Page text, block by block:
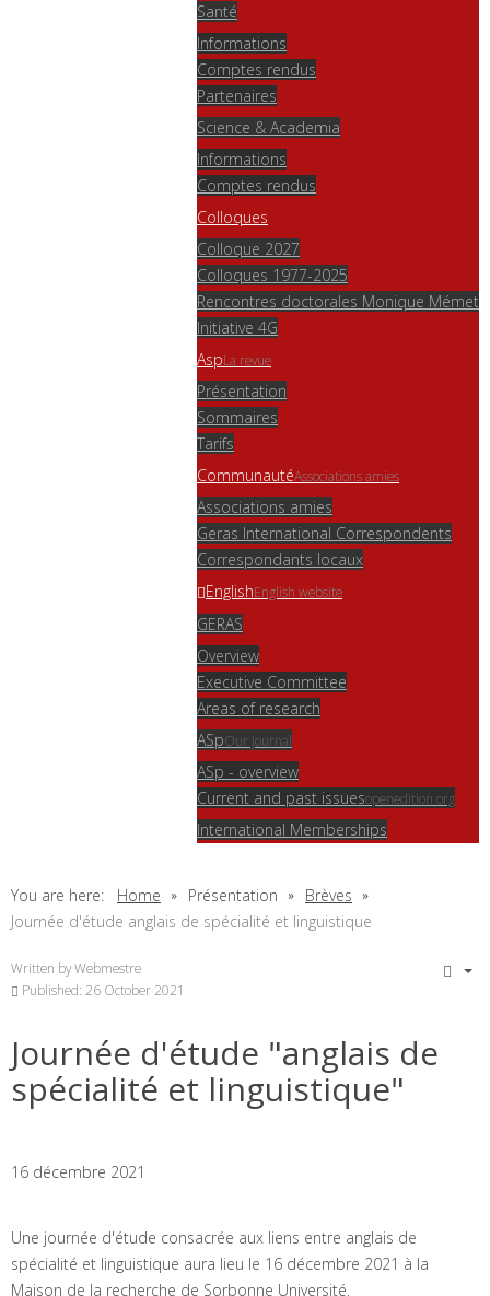
Santé
Informations
Comptes rendus
Partenaires
Science & Academia
Informations
Comptes rendus
Colloques
Colloque 2027
Colloques 1977-2025
Rencontres doctorales Monique Mémet
Initiative 4G
AspLa revue
Présentation
Sommaires
Tarifs
CommunautéAssociations amies
Associations amies
Geras International Correspondents
Correspondants locaux
EnglishEnglish website
GERAS
Overview
Executive Committee
Areas of research
ASpOur journal
ASp - overview
Current and past issuesopenedition.org
International Memberships
You are here: Home Présentation
Brèves
Journée d'étude anglais de spécialité et linguistique
Written byWebmestre
Published: 26 October 2021
Journée d'étude "anglais de
spécialité et linguistique"
16 décembre 2021
Une journée d'étude consacrée aux liens entre anglais de
spécialité et linguistique aura lieu le 16 décembre 2021 à la
Maison de la recherche de Sorbonne Université.